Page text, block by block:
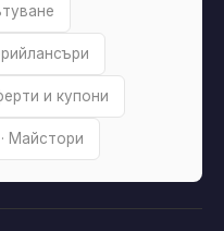
и купони
· Майстори